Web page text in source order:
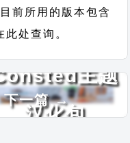
前所用的版本包含
处查询。
下一篇 →
主题
汉化包